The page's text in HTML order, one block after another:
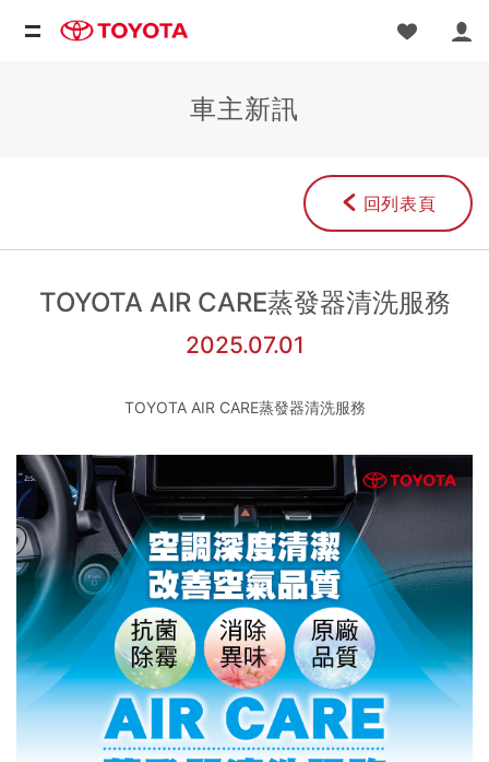
車主新訊
回列表頁
TOYOTA AIR CARE蒸發器清洗服務
2025.07.01
TOYOTA AIR CARE蒸發器清洗服務